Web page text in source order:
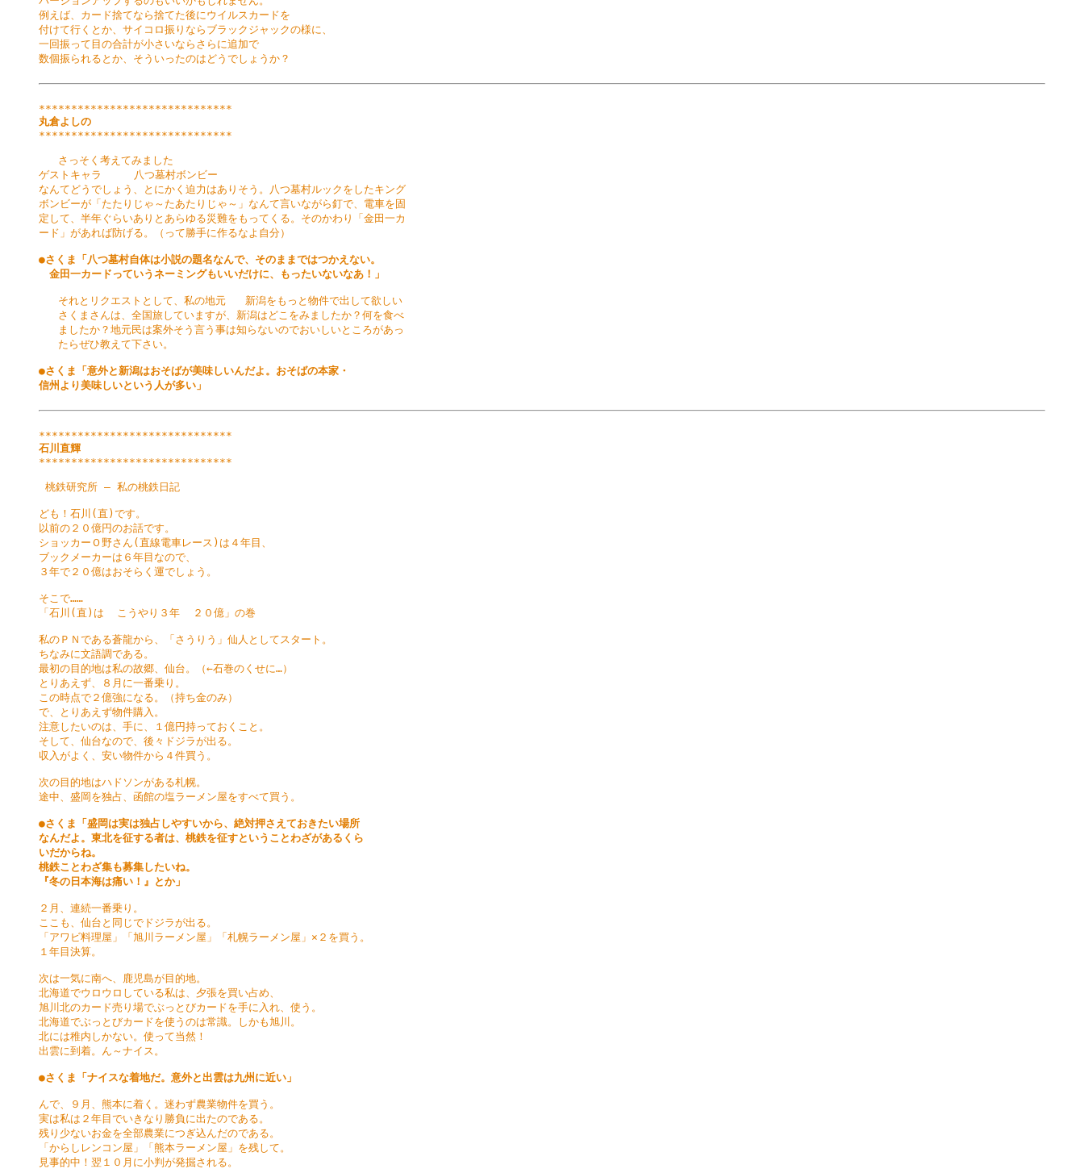
例えば、カード捨てなら捨てた後にウイルスカードを
付けて行くとか、サイコロ振りならブラックジャックの様に、
一回振って目の合計が小さいならさらに追加で
数個振られるとか、そういったのはどうでしょうか？
丸倉よしの
******************************
   さっそく考えてみました
ゲストキャラ     八つ墓村ボンビー
なんてどうでしょう、とにかく迫力はありそう。八つ墓村ルックをしたキング
ボンビーが「たたりじゃ～たあたりじゃ～」なんて言いながら釘で、電車を固
定して、半年ぐらいありとあらゆる災難をもってくる。そのかわり「金田一カ
ード」があれば防げる。（って勝手に作るなよ自分）
●さくま「八つ墓村自体は小説の題名なんで、そのままではつかえない。
金田一カードっていうネーミングもいいだけに、もったいないなあ！」
   それとリクエストとして、私の地元   新潟をもっと物件で出して欲しい
   さくまさんは、全国旅していますが、新潟はどこをみましたか？何を食べ
   ましたか？地元民は案外そう言う事は知らないのでおいしいところがあっ
   たらぜひ教えて下さい。
●さくま「意外と新潟はおそばが美味しいんだよ。おそばの本家・
信州より美味しいという人が多い」
石川直輝
******************************
桃鉄研究所 ― 私の桃鉄日記
ども！石川(直)です。
以前の２０億円のお話です。
ショッカーＯ野さん(直線電車レース)は４年目、
ブックメーカーは６年目なので、
３年で２０億はおそらく運でしょう。
そこで……
「石川(直)は  こうやり３年  ２０億」の巻
私のＰＮである蒼龍から、「さうりう」仙人としてスタート。
ちなみに文語調である。
最初の目的地は私の故郷、仙台。（←石巻のくせに…）
とりあえず、８月に一番乗り。
この時点で２億強になる。（持ち金のみ）
で、とりあえず物件購入。
注意したいのは、手に、１億円持っておくこと。
そして、仙台なので、後々ドジラが出る。
収入がよく、安い物件から４件買う。
次の目的地はハドソンがある札幌。
途中、盛岡を独占、函館の塩ラーメン屋をすべて買う。
●さくま「盛岡は実は独占しやすいから、絶対押さえておきたい場所
なんだよ。東北を征する者は、桃鉄を征すということわざがあるくら
いだからね。
桃鉄ことわざ集も募集したいね。
『冬の日本海は痛い！』とか」
２月、連続一番乗り。
ここも、仙台と同じでドジラが出る。
「アワビ料理屋」「旭川ラーメン屋」「札幌ラーメン屋」×２を買う。
１年目決算。
次は一気に南へ、鹿児島が目的地。
北海道でウロウロしている私は、夕張を買い占め、
旭川北のカード売り場でぶっとびカードを手に入れ、使う。
北海道でぶっとびカードを使うのは常識。しかも旭川。
北には稚内しかない。使って当然！
出雲に到着。ん～ナイス。
●さくま「ナイスな着地だ。意外と出雲は九州に近い」
んで、９月、熊本に着く。迷わず農業物件を買う。
実は私は２年目でいきなり勝負に出たのである。
残り少ないお金を全部農業につぎ込んだのである。
「からしレンコン屋」「熊本ラーメン屋」を残して。
見事的中！翌１０月に小判が発掘される。